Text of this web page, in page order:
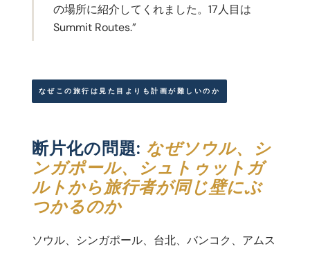
の場所に紹介してくれました。17人目は
Summit Routes.”
なぜこの旅行は見た目よりも計画が難しいのか
断片化の問題: なぜソウル、シ
ンガポール、シュトゥットガ
ルトから旅行者が同じ壁にぶ
つかるのか
ソウル、シンガポール、台北、バンコク、アムス